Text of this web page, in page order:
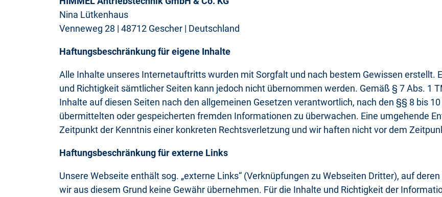
Nina Lütkenhaus
Venneweg 28 | 48712 Gescher | Deutschland
Haftungsbeschränkung für eigene Inhalte
Alle Inhalte unseres Internetauftritts wurden mit Sorgfalt und nach bestem Gewissen erstellt.
und Richtigkeit sämtlicher Seiten kann jedoch nicht übernommen werden. Gemäß § 7 Abs. 1
Inhalte auf diesen Seiten nach den allgemeinen Gesetzen verantwortlich, nach den §§ 8 bis
übermittelten oder gespeicherten fremden Informationen zu überwachen. Eine umgehende
Zeitpunkt der Kenntnis einer konkreten Rechtsverletzung und wir haften nicht vor dem
Haftungsbeschränkung für externe Links
Unsere Webseite enthält sog. „externe Links“ (Verknüpfungen zu Webseiten Dritter), auf
wir aus diesem Grund keine Gewähr übernehmen. Für die Inhalte und Richtigkeit der